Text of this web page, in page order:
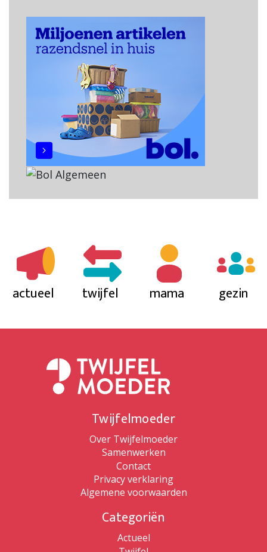
actueel twijfel mama gezin
Twijfelmoeder
Over Twijfelmoeder
Samenwerken
Contact
Privacy verklaring
Algemene voorwaarden
Categoriën
Actueel